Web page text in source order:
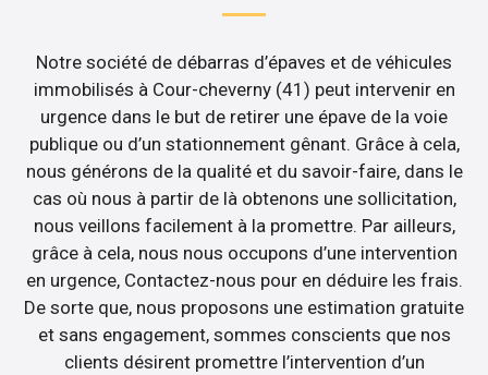
Notre société de débarras d’épaves et de véhicules
immobilisés à Cour-cheverny (41) peut intervenir en
urgence dans le but de retirer une épave de la voie
publique ou d’un stationnement gênant. Grâce à cela,
nous générons de la qualité et du savoir-faire, dans le
cas où nous à partir de là obtenons une sollicitation,
nous veillons facilement à la promettre. Par ailleurs,
grâce à cela, nous nous occupons d’une intervention
en urgence, Contactez-nous pour en déduire les frais.
De sorte que, nous proposons une estimation gratuite
et sans engagement, sommes conscients que nos
clients désirent promettre l’intervention d’un